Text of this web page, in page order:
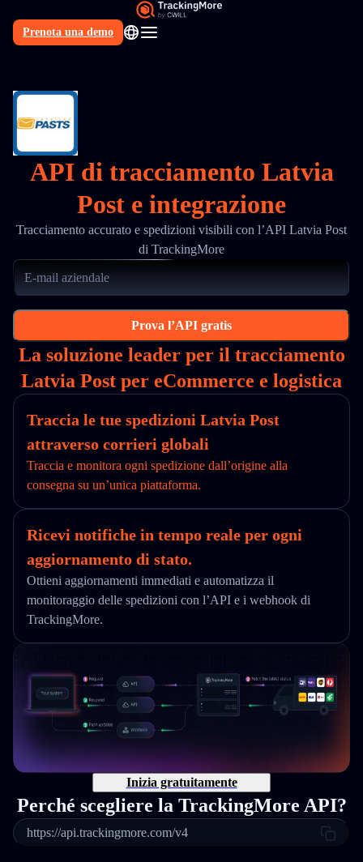
Prenota una demo
IT
API di tracciamento Latvia
Post e integrazione
Tracciamento accurato e spedizioni visibili con l’API Latvia Post
di TrackingMore
Prova l’API gratis
La soluzione leader per il tracciamento
Latvia Post per eCommerce e logistica
Traccia le tue spedizioni Latvia Post
attraverso corrieri globali
Traccia e monitora ogni spedizione dall’origine alla
consegna su un’unica piattaforma.
Ricevi notifiche in tempo reale per ogni
aggiornamento di stato.
Ottieni aggiornamenti immediati e automatizza il
monitoraggio delle spedizioni con l’API e i webhook di
TrackingMore.
Inizia gratuitamente
Perché scegliere la TrackingMore API?
https://api.trackingmore.com/v4